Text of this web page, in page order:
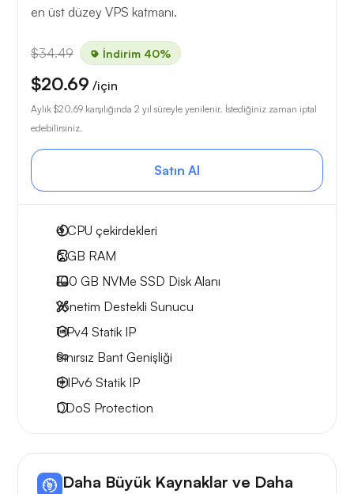
en üst düzey VPS katmanı.
$34.49 İndirim 40%
$20.69 /için
Aylık $20.69 karşılığında 2 yıl süreyle yenilenir. İstediğiniz zaman iptal
edebilirsiniz.
Satın Al
4CPU çekirdekleri
6 GB RAM
100 GB NVMe SSD Disk Alanı
Yönetim Destekli Sunucu
1 IPv4 Statik IP
Sınırsız Bant Genişliği
8 IPv6 Statik IP
DDoS Protection
Daha Büyük Kaynaklar ve Daha